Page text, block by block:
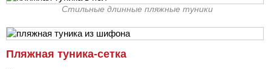
Стильные длинные пляжные туники
Пляжная туника-сетка